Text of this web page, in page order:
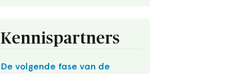
Kennispartners
De volgende fase van de